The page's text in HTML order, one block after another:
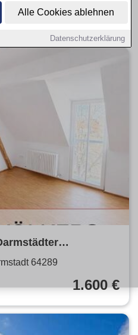
Alle Cookies ablehnen
Datenschutzerklärung
oder zentraler Lage und
Preisspanne.
sanierte64289
1.600 €